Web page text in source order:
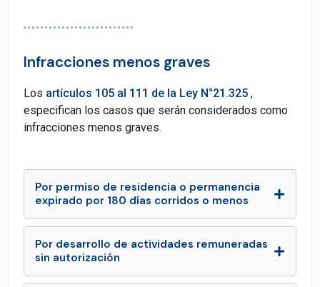
Infracciones menos graves
Los artículos 105 al 111 de la Ley N°21.325 ,
especifican los casos que serán considerados como
infracciones menos graves.
Por permiso de residencia o permanencia
expirado por 180 días corridos o menos
Por desarrollo de actividades remuneradas
sin autorización